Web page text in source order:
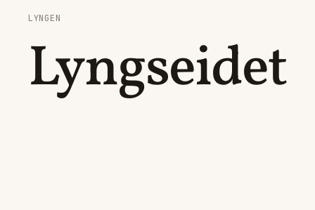
LYNGEN
Lyngseidet